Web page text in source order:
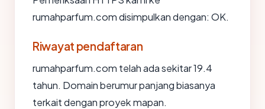
rumahparfum.com disimpulkan dengan: OK.
Riwayat pendaftaran
rumahparfum.com telah ada sekitar 19.4
tahun. Domain berumur panjang biasanya
terkait dengan proyek mapan.